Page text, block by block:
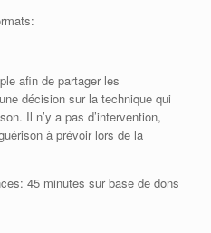
afin de partager les
décision sur la technique qui
Il n’y a pas d’intervention,
à prévoir lors de la
45 minutes sur base de dons